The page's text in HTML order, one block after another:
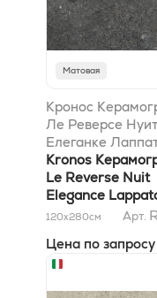
Матовая
Кронос
Ле Реверсе Нуит
Елеганке
120x280 6mm
Kronos
Le Reverse Nuit
Elegance
120x280 6mm
120x280см Арт.
Цена по запросу